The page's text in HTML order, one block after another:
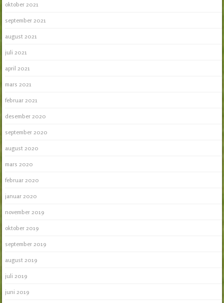
oktober 2021
september 2021
august 2021
juli 2021
april 2021
mars 2021
februar 2021
desember 2020
september 2020
august 2020
mars 2020
februar 2020
januar 2020
november 2019
oktober 2019
september 2019
august 2019
juli 2019
juni 2019